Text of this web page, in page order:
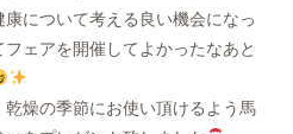
について考える良い機会になっ
ェアを開催してよかったなあと
燥の季節にお使い頂けるよう馬